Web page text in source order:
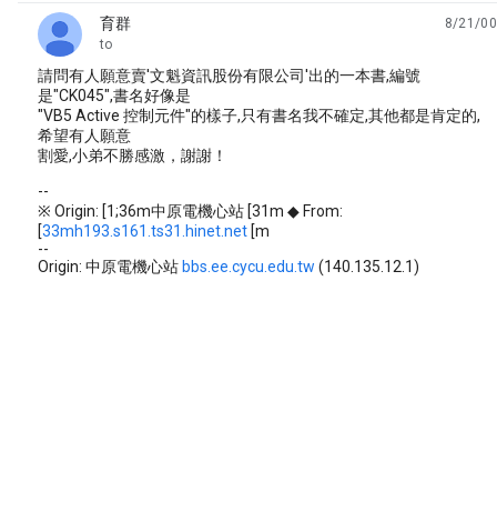
育群
unread,
8/21/00
to
請問有人願意賣'文魁資訊股份有限公司'出的一本書,編號
是"CK045",書名好像是
"VB5 Active 控制元件"的樣子,只有書名我不確定,其他都是肯定的,
希望有人願意
割愛,小弟不勝感激，謝謝！
--
※ Origin: [1;36m中原電機心站 [31m ◆ From:
[33mh193.s161.ts31.hinet.net [m
--
Origin: 中原電機心站 bbs.ee.cycu.edu.tw (140.135.12.1)